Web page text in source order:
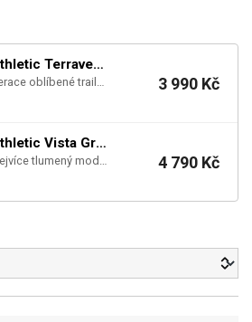
Topo Athletic Terraventure 5 Green / Tan (M)
Pátá generace oblíbené trailovky Terraventure — nízko tlumená bota s dropem 3 mm pro technický tr...
3 990 Kč
Topo Athletic Vista Green / Black (M)
Vista je nejvíce tlumený model v trailové nabídce Topo Athletic — bota stavěná na dlouhé a ultra ...
4 790 Kč